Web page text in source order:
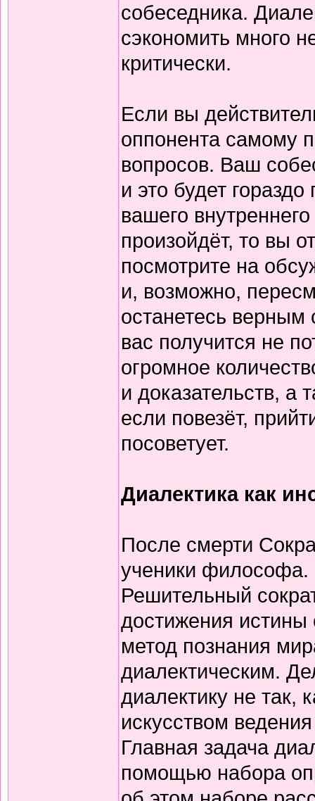
собеседника.
сэкономить много
критически.
Если вы
оппонента самому
вопросов. Ваш
и это будет
вашего
произойдёт, то вы
посмотрите на
и, возможно,
останетесь
вас получится не
огромное
и доказательств, а
если повезёт,
посоветует.
Диалектика как
После смерти
ученики
Решительный
достижения истины
метод познания
диалектическим.
диалектику не так,
искусством
Главная задача
помощью набора